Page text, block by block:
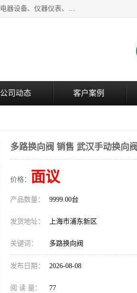
上海拜肯机械设备有限公司成立于2008年，注册地位于上海市浦东新区。经营范围包括机械设备及配件、电器设备、仪器仪表、化工原料及产品、软件及辅助设备，机械设备及配件的制造、加工等；主要产品有：气力输送，小袋倒袋站，吨袋倒袋站，倒桶机，集装箱卸料系统，Z型斗式输送机，螺旋输送机，管链输送机，真空上料机，流化器，配混料系统，软管等。
公司动态 客户案例
多路换向阀 销售 武汉手动换向阀
价格： 面议
产品数量： 9999.00台
发货地址： 上海市浦东新区
关键词： 多路换向阀
发布日期： 2026-08-08
阅 读 量： 77